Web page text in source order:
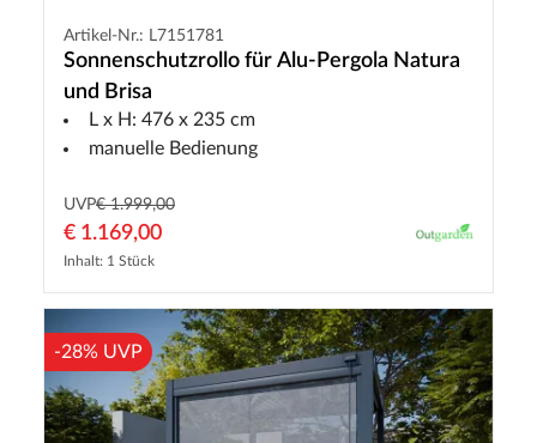
Artikel-Nr.: L7151781
Sonnenschutzrollo für Alu-Pergola Natura
und Brisa
L x H: 476 x 235 cm
manuelle Bedienung
UVP€ 1.999,00
€ 1.169,00
Inhalt: 1 Stück
-28% UVP